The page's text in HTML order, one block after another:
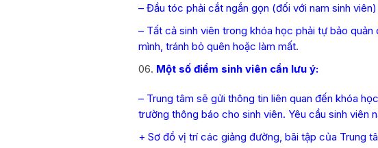
– Đầu tóc phải cắt ngắn gọn (đối với nam sinh
– Tất cả sinh viên trong khóa học phải tự bảo
mình, tránh bỏ quên hoặc làm mất.
Một số điểm sinh viên cần lưu ý:
– Trung tâm sẽ gửi thông tin liên quan đến khóa
trường thông báo cho sinh viên. Yêu cầu sinh viên
+ Sơ đồ vị trí các giảng đường, bãi tập của Trung